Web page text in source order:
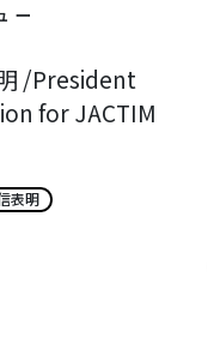
ー
/President
for JACTIM
表明